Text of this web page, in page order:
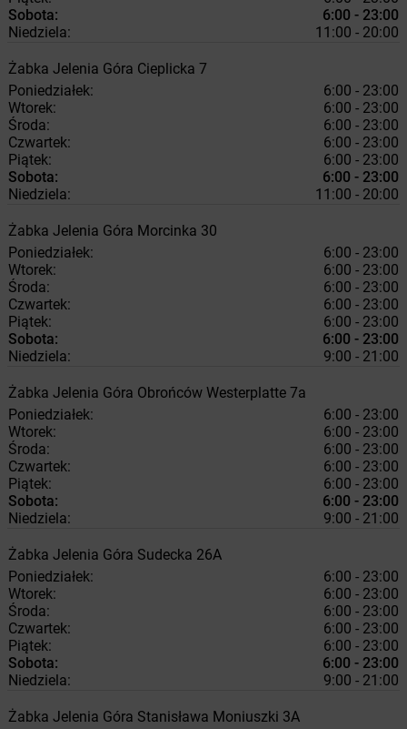
Sobota:
6:00 - 23:00
Niedziela:
11:00 - 20:00
Żabka Jelenia Góra Cieplicka 7
Poniedziałek:
6:00 - 23:00
Wtorek:
6:00 - 23:00
Środa:
6:00 - 23:00
Czwartek:
6:00 - 23:00
Piątek:
6:00 - 23:00
Sobota:
6:00 - 23:00
Niedziela:
11:00 - 20:00
Żabka Jelenia Góra Morcinka 30
Poniedziałek:
6:00 - 23:00
Wtorek:
6:00 - 23:00
Środa:
6:00 - 23:00
Czwartek:
6:00 - 23:00
Piątek:
6:00 - 23:00
Sobota:
6:00 - 23:00
Niedziela:
9:00 - 21:00
Żabka Jelenia Góra Obrońców Westerplatte 7a
Poniedziałek:
6:00 - 23:00
Wtorek:
6:00 - 23:00
Środa:
6:00 - 23:00
Czwartek:
6:00 - 23:00
Piątek:
6:00 - 23:00
Sobota:
6:00 - 23:00
Niedziela:
9:00 - 21:00
Żabka Jelenia Góra Sudecka 26A
Poniedziałek:
6:00 - 23:00
Wtorek:
6:00 - 23:00
Środa:
6:00 - 23:00
Czwartek:
6:00 - 23:00
Piątek:
6:00 - 23:00
Sobota:
6:00 - 23:00
Niedziela:
9:00 - 21:00
Żabka Jelenia Góra Stanisława Moniuszki 3A